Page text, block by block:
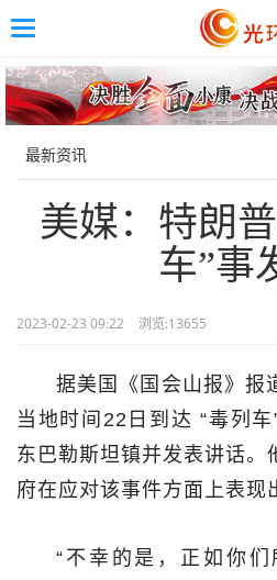
Skip
to
main
content
Toggle
最新资讯
美媒：特朗
车”事
2023-02-23 09:22 浏览:13655
据美国《国会山报》报
当地时间22日到达 “毒列
东巴勒斯坦镇并发表讲话。
府在应对该事件方面上表现
“不幸的是，正如你